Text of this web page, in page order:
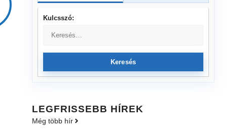
Kulcsszó:
Keresés
LEGFRISSEBB HÍREK
Még több hír